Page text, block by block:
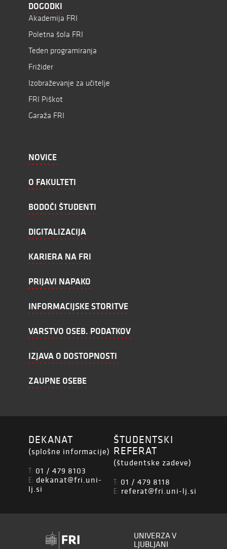
DOGODKI
Akademija FRI
Poletna šola FRI
Teden programiranja
Frižider
Izobraževanje za učitelje
FRI Piškot
Garaža FRI
NOVICE
O FAKULTETI
BODOČI ŠTUDENTI
DIGITALIZACIJA
KARIERA NA FRI
PRIJAVI NAPAKO
INFORMACIJSKE STORITVE
VARSTVO OSEB. PODATKOV
IZJAVA O DOSTOPNOSTI
ZAUPNE OSEBE
DEKANAT
(splošne informacije)
T: 01 / 479 8103
E: dekanat@fri.uni-
lj.si
ŠTUDENTSKI
REFERAT
(študentske zadeve)
T: 01 / 479 8118
E: referat@fri.uni-lj.si
UNIVERZA V
LJUBLJANI